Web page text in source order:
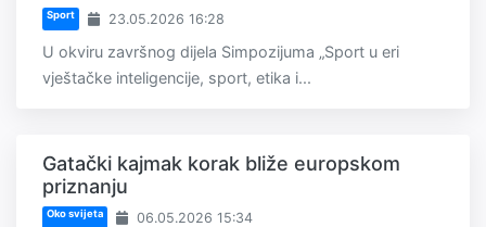
Sport 23.05.2026 16:28
U okviru završnog dijela Simpozijuma „Sport u eri
vještačke inteligencije, sport, etika i...
Gatački kajmak korak bliže europskom
priznanju
Oko svijeta 06.05.2026 15:34